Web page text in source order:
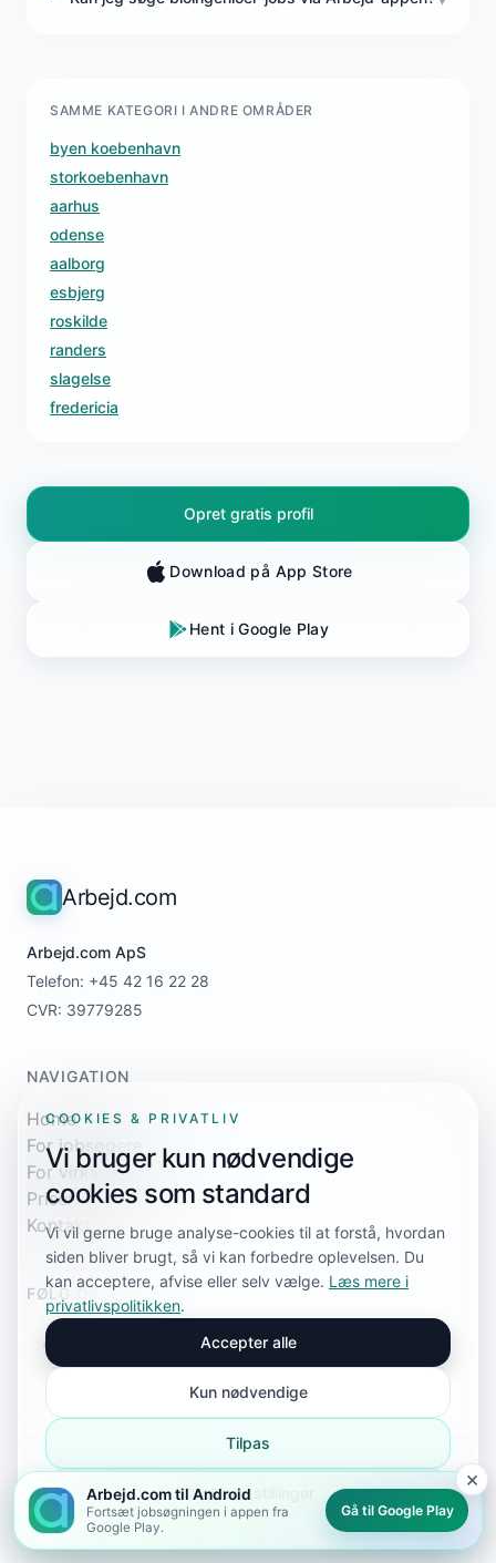
SAMME KATEGORI I ANDRE OMRÅDER
byen koebenhavn
storkoebenhavn
aarhus
odense
aalborg
esbjerg
roskilde
randers
slagelse
fredericia
Opret gratis profil
Download på App Store
Hent i Google Play
Arbejd.com
Arbejd.com ApS
Telefon: +45 42 16 22 28
CVR: 39779285
NAVIGATION
Home
For jobsøgere
For virksomheder
Priser
Kontakt
FØLG OS
© 2026 Arbejd.com. Alle rettigheder forbeholdes.
PrivatlivspolitikCookieindstillinger Sitemapsitemap.xml
×
Arbejd.com til Android
Fortsæt jobsøgningen i appen fra
Google Play.
Gå til Google Play
COOKIES & PRIVATLIV
Vi bruger kun nødvendige
cookies som standard
Vi vil gerne bruge analyse-cookies til at forstå, hvordan
siden bliver brugt, så vi kan forbedre oplevelsen. Du
kan acceptere, afvise eller selv vælge. Læs mere i
privatlivspolitikken.
Accepter alle
Kun nødvendige
Tilpas
Cookieindstillinger